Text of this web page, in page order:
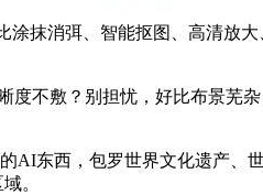
涂抹消弭、智能抠图、高清放
不敷？别担忧，好比布景芜
东西，包罗世界文化遗产、
。